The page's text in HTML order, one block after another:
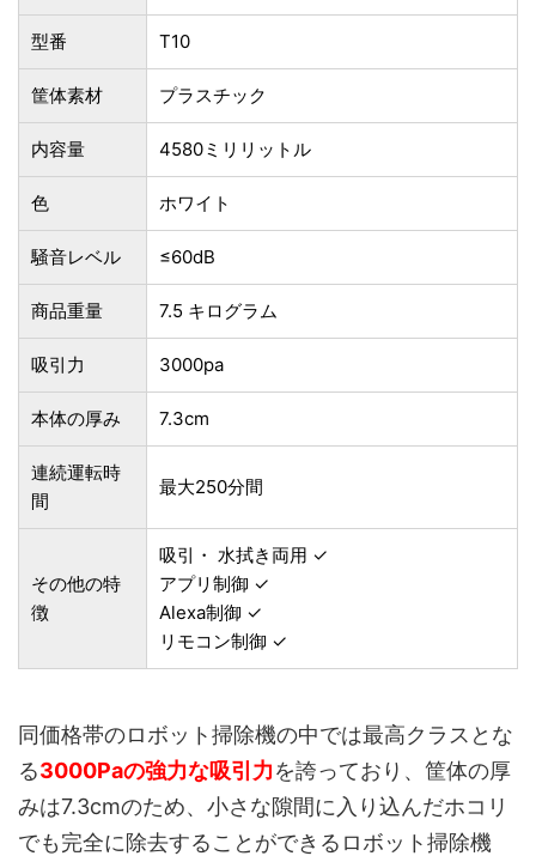
型番 T10
筐体素材 プラスチック
内容量 ‎4580ミリリットル
色 ホワイト
騒音レベル ‎≤60dB
商品重量 ‎7.5 キログラム
吸引力 3000pa
本体の厚み 7.3cm
連続運転時
間
最大250分間
その他の特
徴
吸引・ 水拭き両用 ✓
アプリ制御 ✓
Alexa制御 ✓
リモコン制御 ✓
同価格帯のロボット掃除機の中では最高クラスとな
る3000Paの強力な吸引力を誇っており、筐体の厚
みは7.3cmのため、小さな隙間に入り込んだホコリ
でも完全に除去することができるロボット掃除機